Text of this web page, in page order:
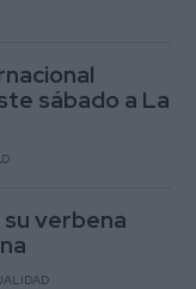
sábado a La
verbena